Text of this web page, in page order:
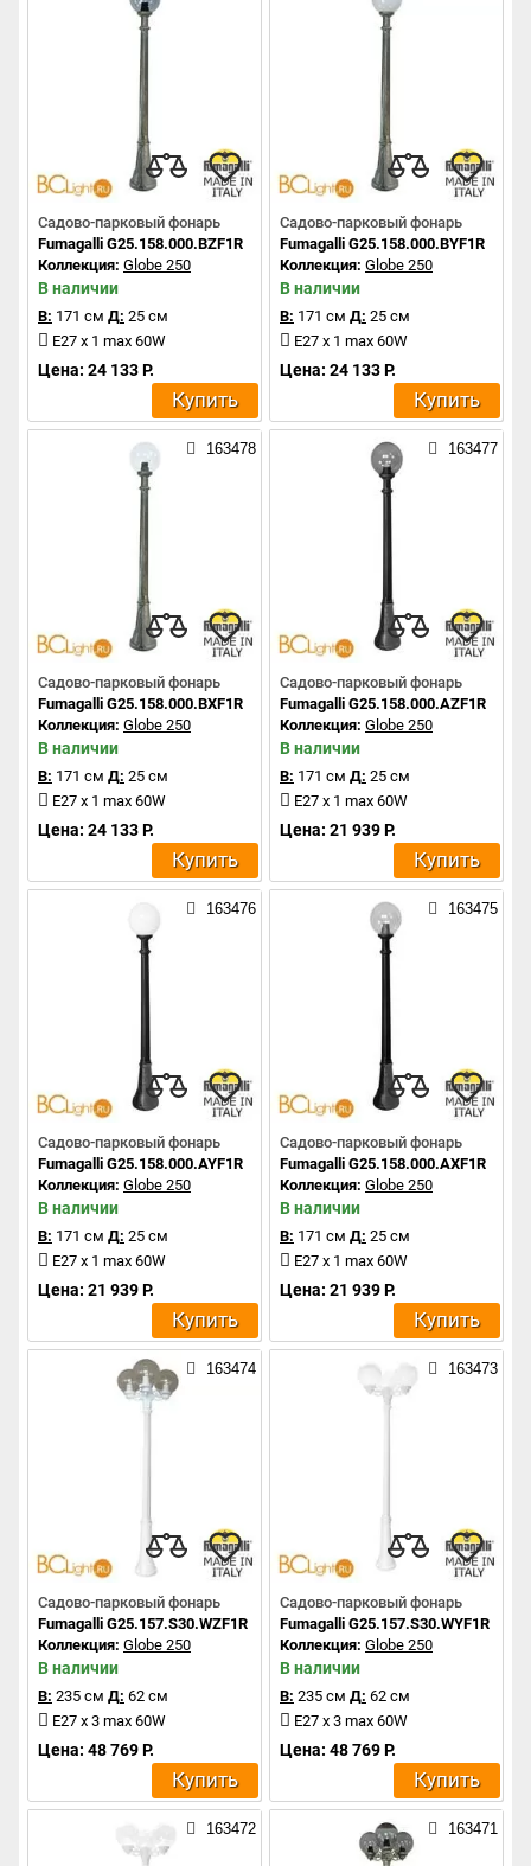
Садово-парковый фонарь
Fumagalli G25.158.000.BZF1R
Коллекция: Globe 250
В наличии
В: 171 см Д: 25 см
E27 x 1 max 60W
Цена: 24 133 Р.
Купить
Садово-парковый фонарь
Fumagalli G25.158.000.BYF1R
Коллекция: Globe 250
В наличии
В: 171 см Д: 25 см
E27 x 1 max 60W
Цена: 24 133 Р.
Купить
163478
Садово-парковый фонарь
Fumagalli G25.158.000.BXF1R
Коллекция: Globe 250
В наличии
В: 171 см Д: 25 см
E27 x 1 max 60W
Цена: 24 133 Р.
Купить
163477
Садово-парковый фонарь
Fumagalli G25.158.000.AZF1R
Коллекция: Globe 250
В наличии
В: 171 см Д: 25 см
E27 x 1 max 60W
Цена: 21 939 Р.
Купить
163476
Садово-парковый фонарь
Fumagalli G25.158.000.AYF1R
Коллекция: Globe 250
В наличии
В: 171 см Д: 25 см
E27 x 1 max 60W
Цена: 21 939 Р.
Купить
163475
Садово-парковый фонарь
Fumagalli G25.158.000.AXF1R
Коллекция: Globe 250
В наличии
В: 171 см Д: 25 см
E27 x 1 max 60W
Цена: 21 939 Р.
Купить
163474
Садово-парковый фонарь
Fumagalli G25.157.S30.WZF1R
Коллекция: Globe 250
В наличии
В: 235 см Д: 62 см
E27 x 3 max 60W
Цена: 48 769 Р.
Купить
163473
Садово-парковый фонарь
Fumagalli G25.157.S30.WYF1R
Коллекция: Globe 250
В наличии
В: 235 см Д: 62 см
E27 x 3 max 60W
Цена: 48 769 Р.
Купить
163472 163471